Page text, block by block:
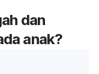
dan
anak?